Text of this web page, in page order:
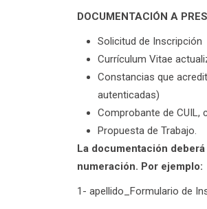
DOCUMENTACIÓN A
Solicitud de Inscripción
Currículum Vitae
Constancias que
autenticadas)
Comprobante de CUIL,
Propuesta de Trabajo.
La documentación
numeración. Por ejemplo:
1- apellido_Formulario de